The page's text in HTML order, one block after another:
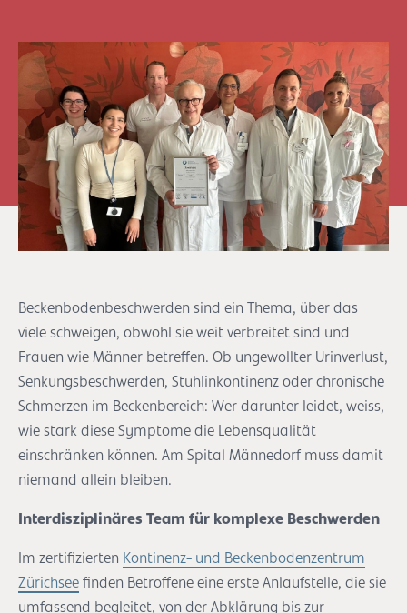
Beckenbodenbeschwerden sind ein Thema, über das
viele schweigen, obwohl sie weit verbreitet sind und
Frauen wie Männer betreffen. Ob ungewollter Urinverlust,
Senkungsbeschwerden, Stuhlinkontinenz oder chronische
Schmerzen im Beckenbereich: Wer darunter leidet, weiss,
wie stark diese Symptome die Lebensqualität
einschränken können. Am Spital Männedorf muss damit
niemand allein bleiben.
Interdisziplinäres Team für komplexe Beschwerden
Im zertifizierten Kontinenz- und Beckenbodenzentrum
Zürichsee finden Betroffene eine erste Anlaufstelle, die sie
umfassend begleitet, von der Abklärung bis zur